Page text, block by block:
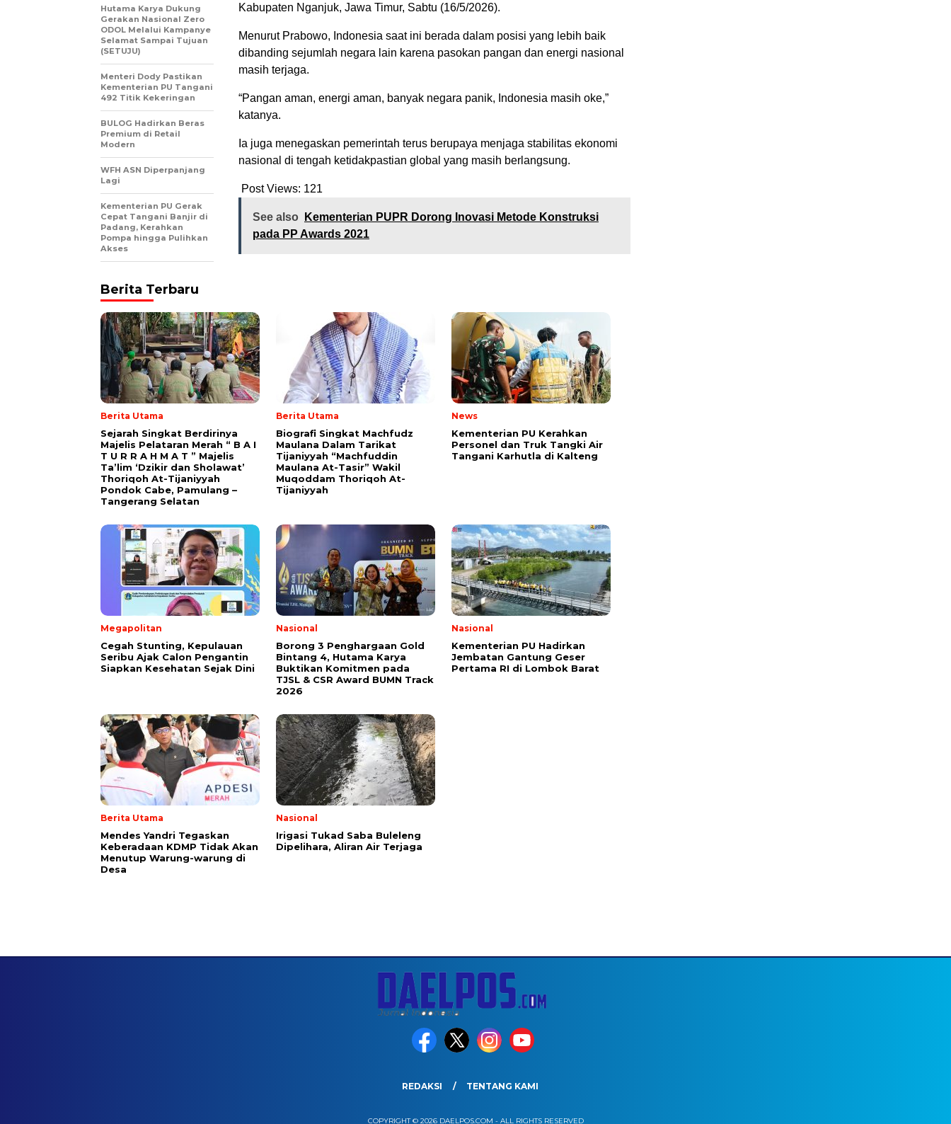
Kabupaten Nganjuk, Jawa Timur, Sabtu (16/5/2026).
Menurut Prabowo, Indonesia saat ini berada dalam posisi yang lebih baik
dibanding sejumlah negara lain karena pasokan pangan dan energi nasional
masih terjaga.
“Pangan aman, energi aman, banyak negara panik, Indonesia masih oke,”
katanya.
Ia juga menegaskan pemerintah terus berupaya menjaga stabilitas ekonomi
nasional di tengah ketidakpastian global yang masih berlangsung.
Post Views: 121
See also
Kementerian PUPR Dorong Inovasi Metode Konstruksi
pada PP Awards 2021
Hutama Karya Dukung
Gerakan Nasional Zero
ODOL Melalui Kampanye
Selamat Sampai Tujuan
(SETUJU)
Menteri Dody Pastikan
Kementerian PU Tangani
492 Titik Kekeringan
BULOG Hadirkan Beras
Premium di Retail
Modern
WFH ASN Diperpanjang
Lagi
Kementerian PU Gerak
Cepat Tangani Banjir di
Padang, Kerahkan
Pompa hingga Pulihkan
Akses
Berita Terbaru
Berita Utama
Sejarah Singkat Berdirinya
Majelis Pelataran Merah “ B A I
T U R R A H M A T ” Majelis
Ta’lim ‘Dzikir dan Sholawat’
Thoriqoh At-Tijaniyyah
Pondok Cabe, Pamulang –
Tangerang Selatan
Berita Utama
Biografi Singkat Machfudz
Maulana Dalam Tarikat
Tijaniyyah “Machfuddin
Maulana At-Tasir” Wakil
Muqoddam Thoriqoh At-
Tijaniyyah
News
Kementerian PU Kerahkan
Personel dan Truk Tangki Air
Tangani Karhutla di Kalteng
Megapolitan
Cegah Stunting, Kepulauan
Seribu Ajak Calon Pengantin
Siapkan Kesehatan Sejak Dini
Nasional
Borong 3 Penghargaan Gold
Bintang 4, Hutama Karya
Buktikan Komitmen pada
TJSL & CSR Award BUMN Track
2026
Nasional
Kementerian PU Hadirkan
Jembatan Gantung Geser
Pertama RI di Lombok Barat
Berita Utama
Mendes Yandri Tegaskan
Keberadaan KDMP Tidak Akan
Menutup Warung-warung di
Desa
Nasional
Irigasi Tukad Saba Buleleng
Dipelihara, Aliran Air Terjaga
REDAKSI TENTANG KAMI
COPYRIGHT © 2026 DAELPOS.COM - ALL RIGHTS RESERVED